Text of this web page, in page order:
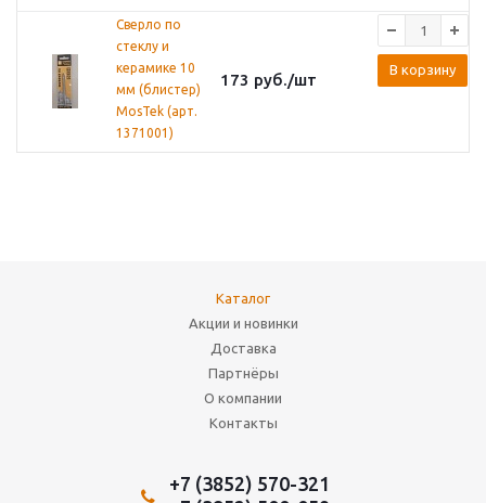
Сверло по
стеклу и
керамике 10
мм (блистер)
MosTek (арт.
1371001)
173 руб./шт
В корзину
Каталог
Акции и новинки
Доставка
Партнёры
О компании
Контакты
+7 (3852) 570-321